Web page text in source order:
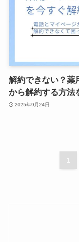
解約できない？薬
から解約する方法
2025年9月24日
1